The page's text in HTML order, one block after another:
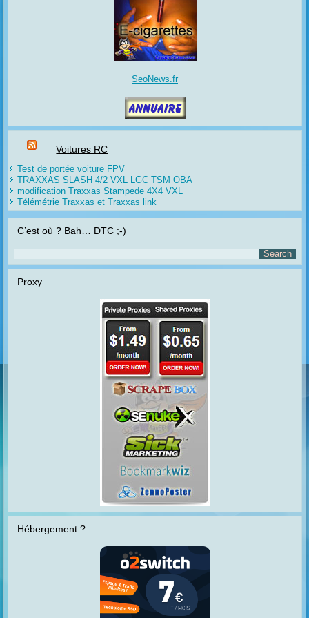
SeoNews.fr
Voitures RC
Test de portée voiture FPV
TRAXXAS SLASH 4/2 VXL LGC TSM OBA
modification Traxxas Stampede 4X4 VXL
Télémétrie Traxxas et Traxxas link
C’est où ? Bah… DTC ;-)
Proxy
Hébergement ?